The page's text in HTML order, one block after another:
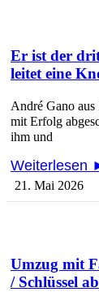
Er ist der
leitet eine
André Gano
mit Erfolg
ihm und
Weiterlesen
21. Mai 2026
Umzug mit
/ Schlüssel